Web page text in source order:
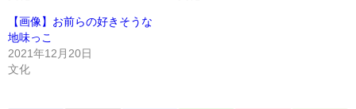
【画像】お前らの好きそうな
地味っこ
2021年12月20日
文化